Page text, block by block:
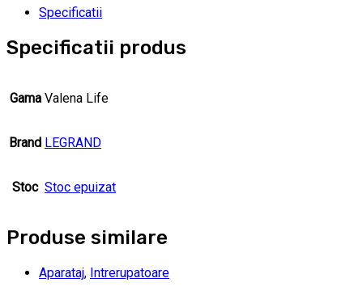
Specificatii
Specificatii produs
Gama Valena Life
Brand LEGRAND
Stoc Stoc epuizat
Produse similare
Aparataj, Intrerupatoare